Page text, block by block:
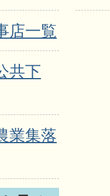
店一覧
共下
業集落